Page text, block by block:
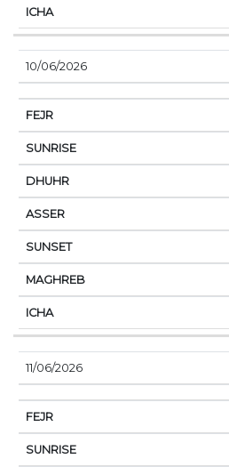
10/06/2026
11/06/2026